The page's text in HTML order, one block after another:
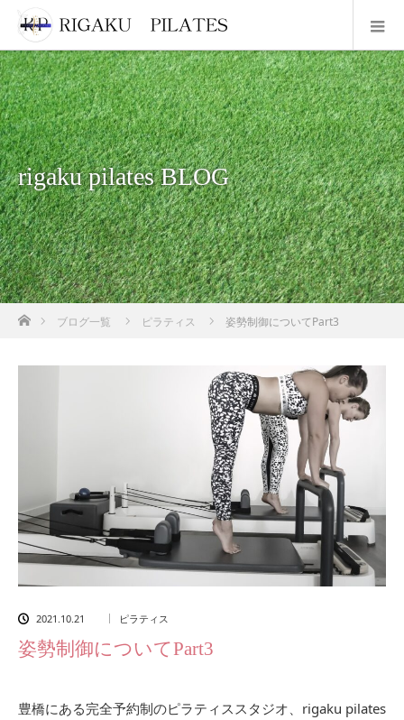
rigaku pilates BLOG
ホームブログ一覧 ピラティス 姿勢制御についてPart3
2021.10.21 ピラティス
姿勢制御についてPart3
豊橋にある完全予約制のピラティススタジオ、rigaku pilates